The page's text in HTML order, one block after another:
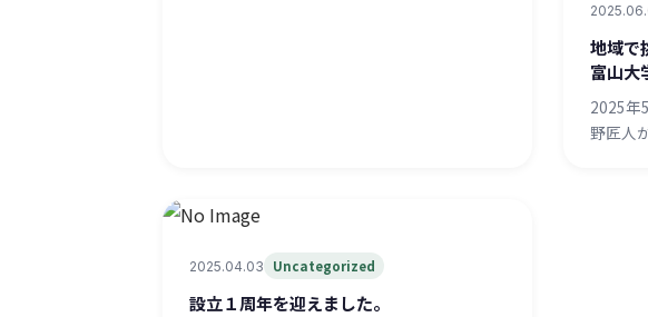
地域で
富山大
2025年
野匠人
2025.04.03 Uncategorized
設立１周年を迎えました。